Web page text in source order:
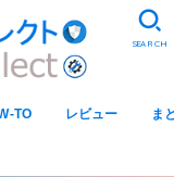
TO レビュー ま
SEARCH